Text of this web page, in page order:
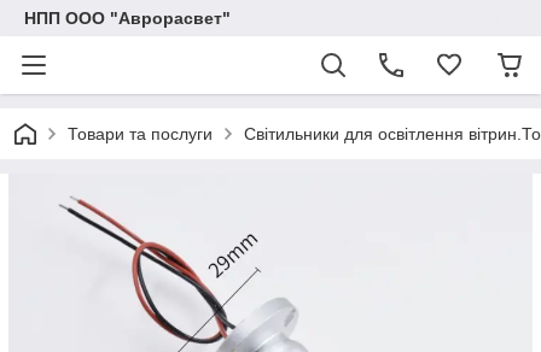
НПП ООО "Аврорасвет"
Товари та послуги Світильники для освітлення